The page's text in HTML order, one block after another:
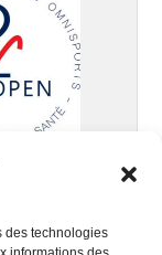
des technologies